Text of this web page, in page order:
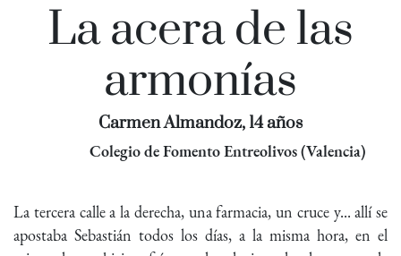
La acera de las
armonías
Carmen Almandoz, 14 años
Colegio de Fomento Entreolivos (Valencia)
La tercera calle a la derecha, una farmacia, un cruce y... allí se
apostaba Sebastián todos los días, a la misma hora, en el